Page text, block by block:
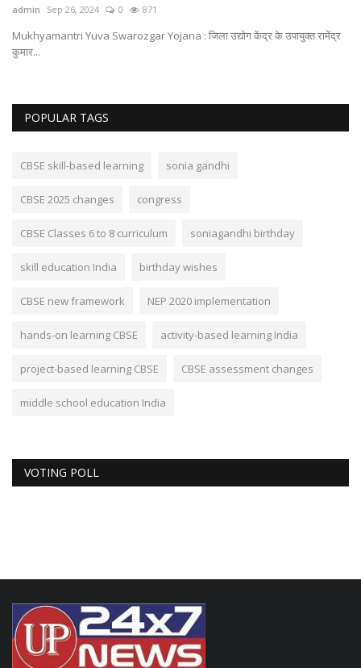
admin Sep 26, 2024 0 871
Mukhyamantri Yuva Swarozgar Yojana : जिला उद्योग केंद्र के उपायुक्त रामेंद्र
कुमार...
POPULAR TAGS
CBSE skill-based learning sonia gandhi
CBSE 2025 changes congress
CBSE Classes 6 to 8 curriculum soniagandhi birthday
skill education India birthday wishes
CBSE new framework NEP 2020 implementation
hands-on learning CBSE activity-based learning India
project-based learning CBSE CBSE assessment changes
middle school education India
VOTING POLL